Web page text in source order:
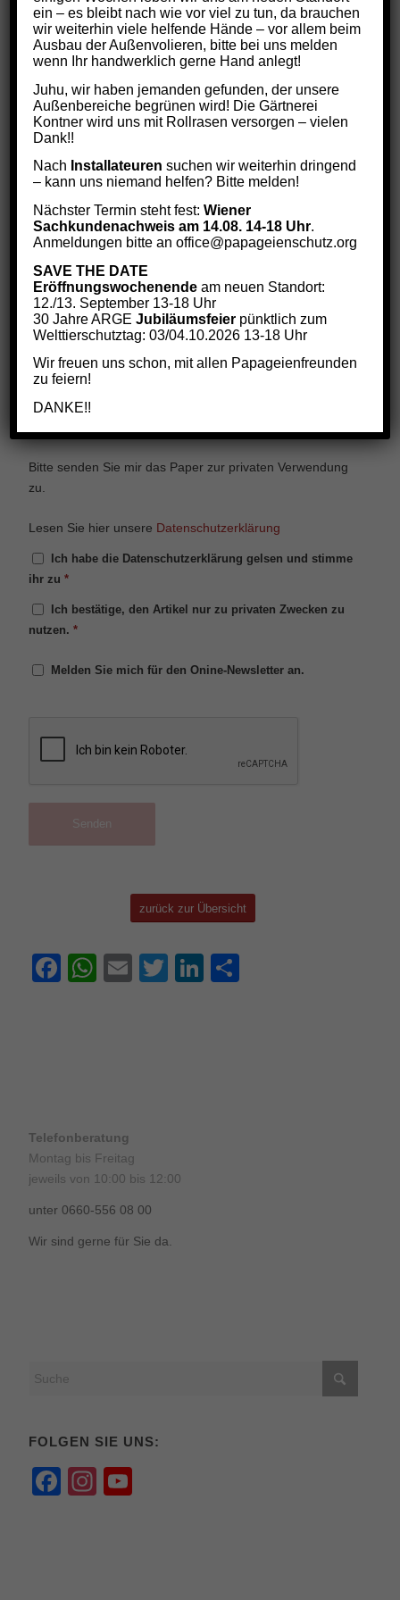
Hausnummer/Stiege/Tür*
PLZ *
Ort*
Land*
Betreff: Individuelle Unterschiede in den Lautäußerungen
einer Gruppe von Graupapageien in Volierenhaltung
Bitte senden Sie mir das Paper zur privaten Verwendung
zu.
Lesen Sie hier unsere Datenschutzerklärung
Ich habe die Datenschutzerklärung gelsen und stimme
ihr zu*
Ich bestätige, den Artikel nur zu privaten Zwecken zu
nutzen.*
Melden Sie mich für den Onine-Newsletter an.
zurück zur Übersicht
Facebook
WhatsApp
EmailTwitterLinkedIn
Telefonberatung
Montag bis Freitag
jeweils von 10:00 bis 12:00
unter 0660-556 08 00
Wir sind gerne für Sie da.
FOLGEN SIE UNS:
Facebook
Instagram
ein – es bleibt nach wie vor viel zu tun, da brauchen
wir weiterhin viele helfende Hände – vor allem beim
Ausbau der Außenvolieren, bitte bei uns melden
wenn Ihr handwerklich gerne Hand anlegt!
Juhu, wir haben jemanden gefunden, der unsere
Außenbereiche begrünen wird! Die Gärtnerei
Kontner wird uns mit Rollrasen versorgen – vielen
Dank!!
Nach Installateuren suchen wir weiterhin dringend
– kann uns niemand helfen? Bitte melden!
Nächster Termin steht fest:Wiener
Sachkundenachweis am 14.08. 14-18 Uhr.
Anmeldungen bitte an office@papageienschutz.org
SAVE THE DATE
Eröffnungswochenende am neuen Standort:
12./13. September 13-18 Uhr
30 Jahre ARGEJubiläumsfeier pünktlich zum
Welttierschutztag: 03/04.10.2026 13-18 Uhr
Wir freuen uns schon, mit allen Papageienfreunden
zu feiern!
DANKE!!